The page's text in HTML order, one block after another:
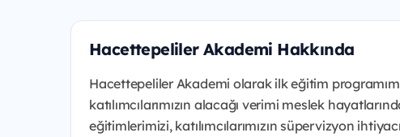
Hacettepeliler Akademi Hakkında
Hacettepeliler Akademi olarak ilk eğitim
katılımcılarımızın alacağı verimi meslek
eğitimlerimizi, katılımcılarımızın süpervizyon